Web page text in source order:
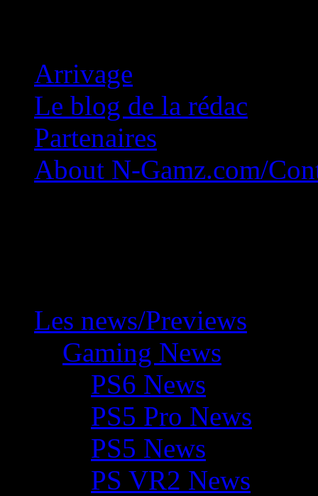
Arrivage
Le blog de la rédac
Partenaires
About N-Gamz.com/
Les news/Previews
Gaming News
PS6 News
PS5 Pro News
PS5 News
PS VR2 News